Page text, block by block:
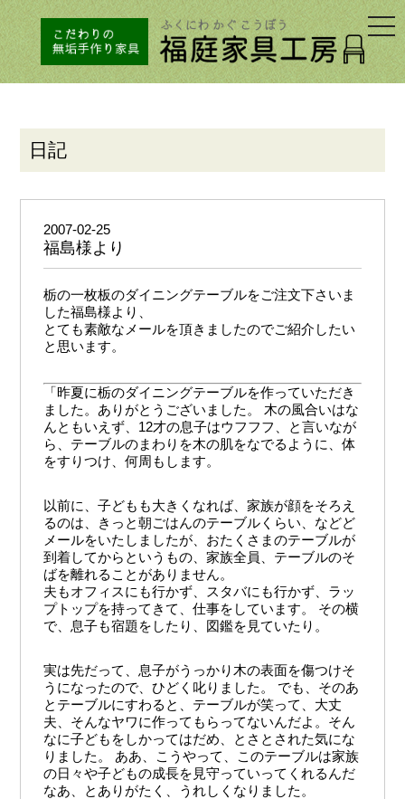
日記
2007-02-25
福島様より
栃の一枚板のダイニングテーブルをご注文下さいま
した福島様より、
とても素敵なメールを頂きましたのでご紹介したい
と思います。
「昨夏に栃のダイニングテーブルを作っていただき
ました。ありがとうございました。 木の風合いはな
んともいえず、12才の息子はウフフフ、と言いなが
ら、テーブルのまわりを木の肌をなでるように、体
をすりつけ、何周もします。
以前に、子どもも大きくなれば、家族が顔をそろえ
るのは、きっと朝ごはんのテーブルくらい、などど
メールをいたしましたが、おたくさまのテーブルが
到着してからというもの、家族全員、テーブルのそ
ばを離れることがありません。
夫もオフィスにも行かず、スタバにも行かず、ラッ
プトップを持ってきて、仕事をしています。 その横
で、息子も宿題をしたり、図鑑を見ていたり。
実は先だって、息子がうっかり木の表面を傷つけそ
うになったので、ひどく叱りました。 でも、そのあ
とテーブルにすわると、テーブルが笑って、大丈
夫、そんなヤワに作ってもらってないんだよ。そん
なに子どもをしかってはだめ、とさとされた気にな
りました。 ああ、こうやって、このテーブルは家族
の日々や子どもの成長を見守っていってくれるんだ
なあ、とありがたく、うれしくなりました。